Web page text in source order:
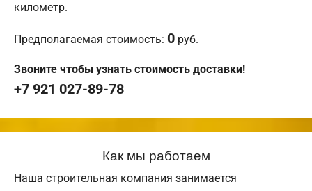
километр.
Предполагаемая стоимость: 0 руб.
Звоните чтобы узнать стоимость доставки!
+7 921 027-89-78
Как мы работаем
Наша строительная компания занимается